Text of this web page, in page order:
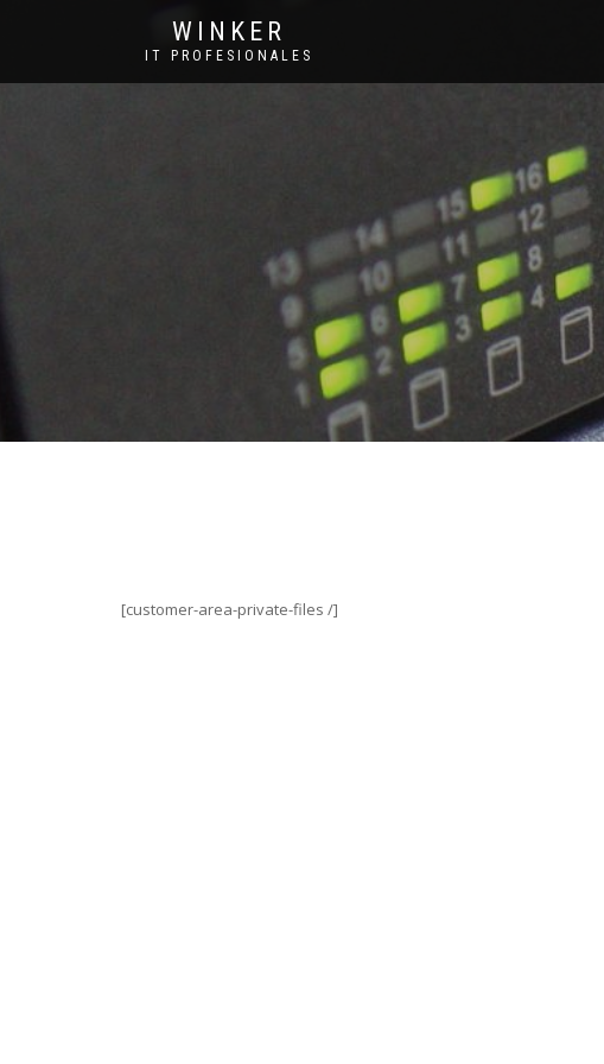
WINKER
IT PROFESIONALES
[customer-area-private-files /]